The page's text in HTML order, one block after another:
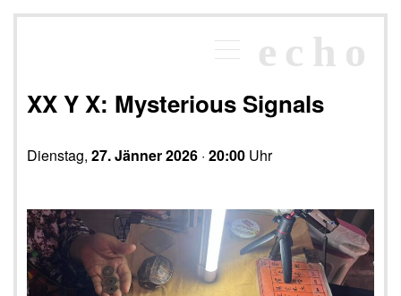
×
Programm
Newsletter
echo
XX Y X: Mysterious Signals
Dienstag, 27. Jänner 2026 · 20:00 Uhr